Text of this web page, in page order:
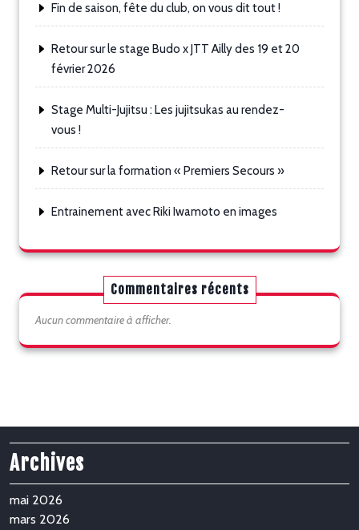
Fin de saison, fête du club, on vous dit tout !
Retour sur le stage Budo x JTT Ailly des 19 et 20
février 2026
Stage Multi-Jujitsu : Les jujitsukas au rendez-
vous !
Retour sur la formation « Premiers Secours »
Entrainement avec Riki Iwamoto en images
Commentaires récents
Aucun commentaire à afficher.
Archives
mai 2026
mars 2026